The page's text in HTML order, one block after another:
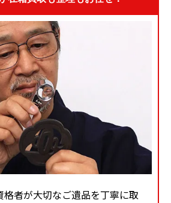
格者が大切なご遺品を丁寧に取